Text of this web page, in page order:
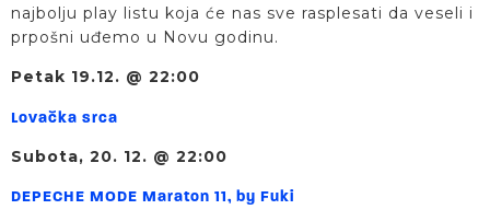
najbolju play listu koja će nas sve rasplesati da veseli i
prpošni uđemo u Novu godinu.
Petak 19.12. @ 22:00
Lovačka srca
Subota, 20. 12. @ 22:00
DEPECHE MODE Maraton 11, by Fuki